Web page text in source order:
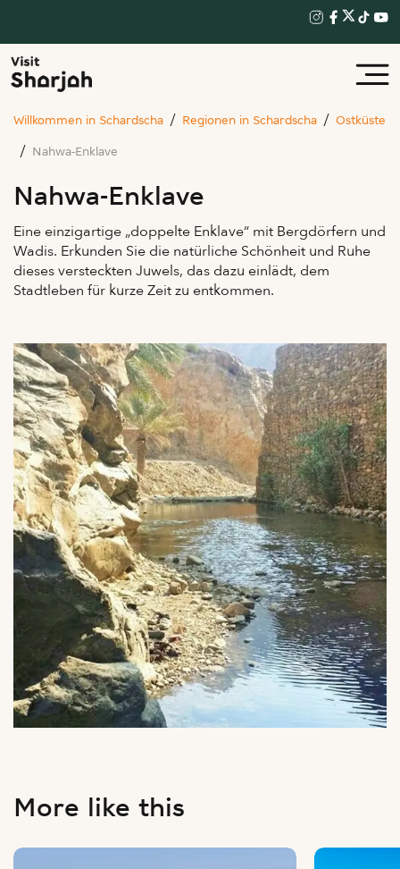
Willkommen in Schardscha Regionen in Schardscha Ostküste
Nahwa-Enklave
Nahwa-Enklave
Eine einzigartige „doppelte Enklave“ mit Bergdörfern und
Wadis. Erkunden Sie die natürliche Schönheit und Ruhe
dieses versteckten Juwels, das dazu einlädt, dem
Stadtleben für kurze Zeit zu entkommen.
More like this